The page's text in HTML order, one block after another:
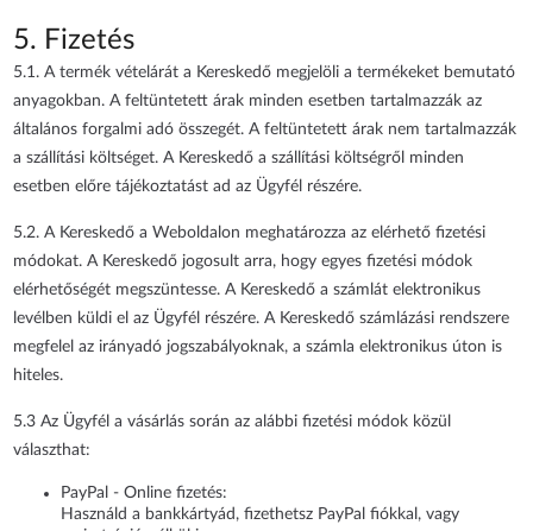
5. Fizetés
5.1. A termék vételárát a Kereskedő megjelöli a termékeket bemutató
anyagokban. A feltüntetett árak minden esetben tartalmazzák az
általános forgalmi adó összegét. A feltüntetett árak nem tartalmazzák
a szállítási költséget. A Kereskedő a szállítási költségről minden
esetben előre tájékoztatást ad az Ügyfél részére.
5.2. A Kereskedő a Weboldalon meghatározza az elérhető fizetési
módokat. A Kereskedő jogosult arra, hogy egyes fizetési módok
elérhetőségét megszüntesse. A Kereskedő a számlát elektronikus
levélben küldi el az Ügyfél részére. A Kereskedő számlázási rendszere
megfelel az irányadó jogszabályoknak, a számla elektronikus úton is
hiteles.
5.3 Az Ügyfél a vásárlás során az alábbi fizetési módok közül
választhat:
PayPal - Online fizetés:
Használd a bankkártyád, fizethetsz PayPal fiókkal, vagy